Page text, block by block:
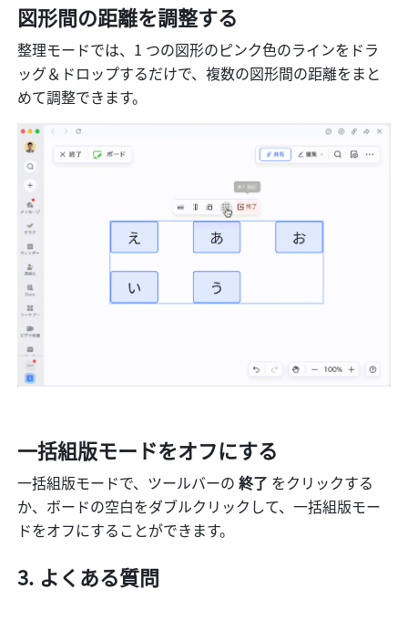
図形間の距離を調整する
整理モードでは、1 つの図形のピンク色のラインをドラ
ッグ＆ドロップするだけで、複数の図形間の距離をまと
めて調整できます。
一括組版モードをオフにする
一括組版モードで、ツールバーの 終了 をクリックする
か、ボードの空白をダブルクリックして、一括組版モー
ドをオフにすることができます。
よくある質問